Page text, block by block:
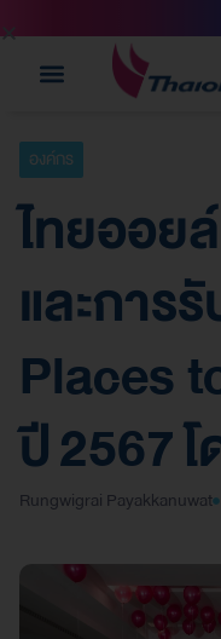
องค์กร
ไทยออย
และการ
Places
ปี 2567
Rungwigrai Payakkanuwat